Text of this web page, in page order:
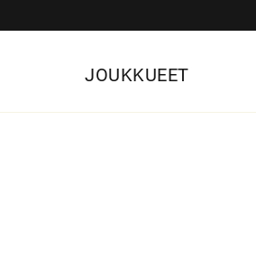
JOUKKUEET